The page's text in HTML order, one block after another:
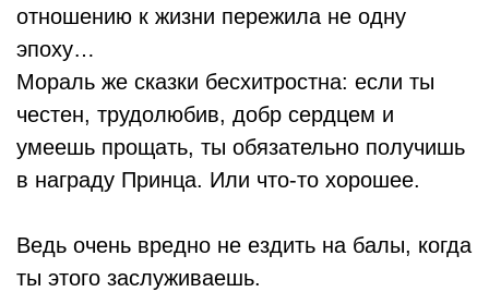
отношению к жизни пережила не одну
эпоху…
Мораль же сказки бесхитростна: если ты
честен, трудолюбив, добр сердцем и
умеешь прощать, ты обязательно получишь
в награду Принца. Или что-то хорошее.
Ведь очень вредно не ездить на балы, когда
ты этого заслуживаешь.